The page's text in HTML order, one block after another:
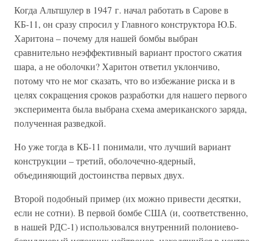
Когда Альтшулер в 1947 г. начал работать в Сарове в
КБ-11, он сразу спросил у Главного конструктора Ю.Б.
Харитона – почему для нашей бомбы выбран
сравнительно неэффективный вариант простого сжатия
шара, а не оболочки? Харитон ответил уклончиво,
потому что не мог сказать, что во избежание риска и в
целях сокращения сроков разработки для нашего первого
эксперимента была выбрана схема американского заряда,
полученная разведкой.
Но уже тогда в КБ-11 понимали, что лучший вариант
конструкции – третий, оболочечно-ядерный,
объединяющий достоинства первых двух.
Второй подобный пример (их можно привести десятки,
если не сотни). В первой бомбе США (и, соответственно,
в нашей РДС-1) использовался внутренний полониево-